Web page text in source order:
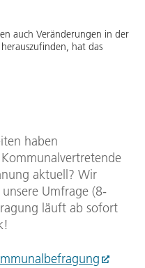
auch Veränderungen in der
hat das
haben
aktuell? Wir
Umfrage (8-
läuft ab sofort